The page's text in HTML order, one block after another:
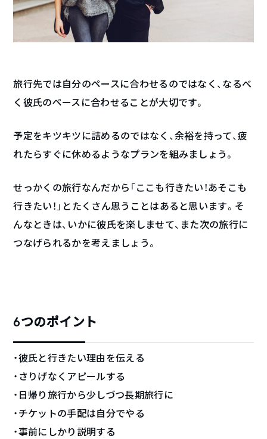
旅行先では自分のペースに合わせるのではなく、なるべ
く彼氏のペースに合わせることが大切です。
予定をキツキツに詰めるのではなく、余裕を持って、疲
れたらすぐに休めるようなプランを組みましょう。
せっかくの旅行なんだから「ここも行きたい！あそこも
行きたい！」とたくさん思うことはあると思います。そ
んなときは、いかに彼氏を楽しませて、また次の旅行に
つなげられるかを考えましょう。
6つのポイント
・彼氏と行きたい理由を伝える
・さりげなくアピールする
・日帰り旅行から少しづつ長期旅行に
・チケットの手配は自分でやる
・事前にしかり説明する